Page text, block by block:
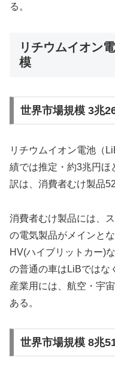
る。
リチウムイオン
模
世界市場規模 3兆
リチウムイオン電池（
績では推定・約3兆円ほ
訳は、消費者むけ製品
消費者むけ製品には、
の電気製品がメインと
HV(ハイブリットカー)
の普通の車はLiBではな
産業用には、航空・宇
ある。
世界市場規模 8兆